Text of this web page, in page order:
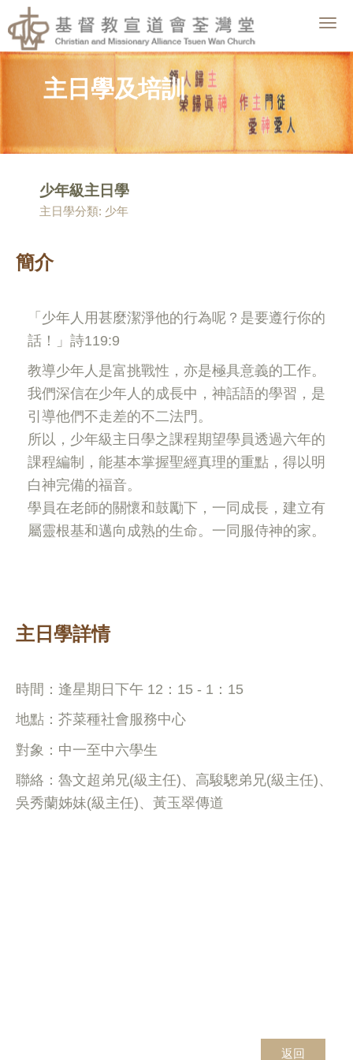
主日學及培訓
少年級主日學
主日學分類: 少年
簡介
「少年人用甚麼潔淨他的行為呢？是要遵行你的
話！」詩119:9
教導少年人是富挑戰性，亦是極具意義的工作。
我們深信在少年人的成長中，神話語的學習，是
引導他們不走差的不二法門。
所以，少年級主日學之課程期望學員透過六年的
課程編制，能基本掌握聖經真理的重點，得以明
白神完備的福音。
學員在老師的關懷和鼓勵下，一同成長，建立有
屬靈根基和邁向成熟的生命。一同服侍神的家。
主日學詳情
時間：逢星期日下午 12：15 - 1：15
地點：芥菜種社會服務中心
對象：中一至中六學生
聯絡：魯文超弟兄(級主任)、高駿驄弟兄(級主任)、
吳秀蘭姊妹(級主任)、黃玉翠傳道
返回